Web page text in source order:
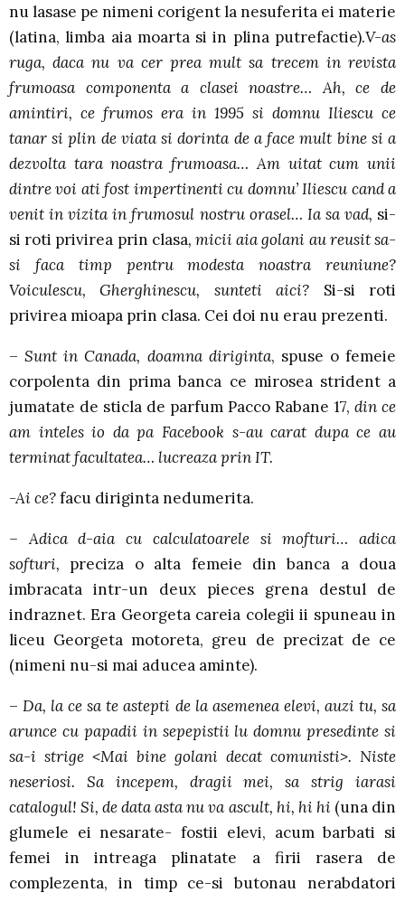
nu lasase pe nimeni corigent la nesuferita ei materie
(latina, limba aia moarta si in plina putrefactie).V-as
ruga, daca nu va cer prea mult sa trecem in revista
frumoasa componenta a clasei noastre… Ah, ce de
amintiri, ce frumos era in 1995 si domnu Iliescu ce
tanar si plin de viata si dorinta de a face mult bine si a
dezvolta tara noastra frumoasa… Am uitat cum unii
dintre voi ati fost impertinenti cu domnu’ Iliescu cand a
venit in vizita in frumosul nostru orasel… Ia sa vad, si-
si roti privirea prin clasa, micii aia golani au reusit sa-
si faca timp pentru modesta noastra reuniune?
Voiculescu, Gherghinescu, sunteti aici? Si-si roti
privirea mioapa prin clasa. Cei doi nu erau prezenti.
–Sunt in Canada, doamna diriginta, spuse o femeie
corpolenta din prima banca ce mirosea strident a
jumatate de sticla de parfum Pacco Rabane 17, din ce
am inteles io da pa Facebook s-au carat dupa ce au
terminat facultatea… lucreaza prin IT.
-Ai ce?facu diriginta nedumerita.
– Adica d-aia cu calculatoarele si mofturi… adica
softuri, preciza o alta femeie din banca a doua
imbracata intr-un deux pieces grena destul de
indraznet. Era Georgeta careia colegii ii spuneau in
liceu Georgeta motoreta, greu de precizat de ce
(nimeni nu-si mai aducea aminte).
–Da, la ce sa te astepti de la asemenea elevi, auzi tu, sa
arunce cu papadii in sepepistii lu domnu presedinte si
sa-i strige <Mai bine golani decat comunisti>. Niste
neseriosi. Sa incepem, dragii mei, sa strig iarasi
catalogul! Si, de data asta nu va ascult, hi, hi hi (una din
glumele ei nesarate- fostii elevi, acum barbati si
femei in intreaga plinatate a firii rasera de
complezenta, in timp ce-si butonau nerabdatori